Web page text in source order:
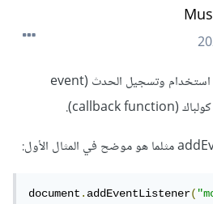
هناك خلط في الفهم بين كيفية استخدام وتسجيل الحدث (event
document.addEventListener(